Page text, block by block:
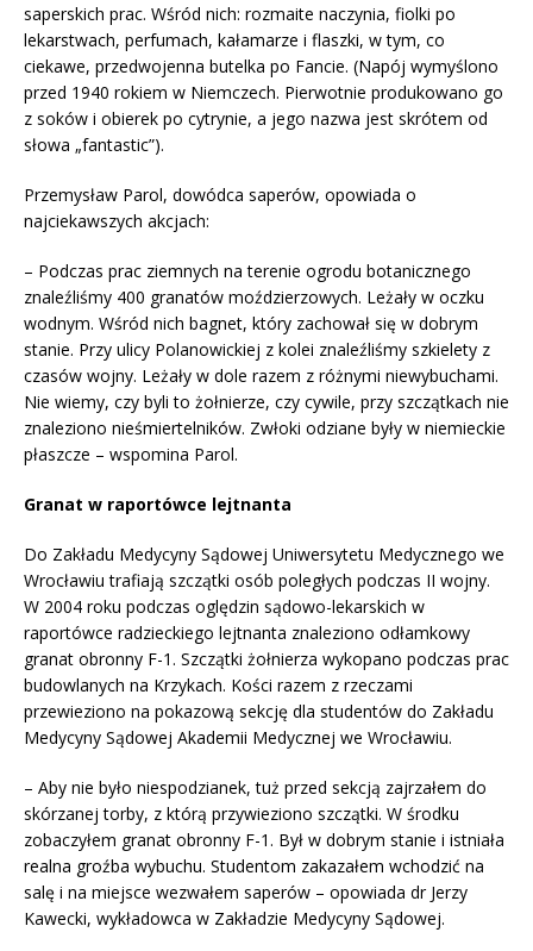
saperskich prac. Wśród nich: rozmaite naczynia, fiolki po
lekarstwach, perfumach, kałamarze i flaszki, w tym, co
ciekawe, przedwojenna butelka po Fancie. (Napój wymyślono
przed 1940 rokiem w Niemczech. Pierwotnie produkowano go
z soków i obierek po cytrynie, a jego nazwa jest skrótem od
słowa „fantastic”).
Przemysław Parol, dowódca saperów, opowiada o
najciekawszych akcjach:
– Podczas prac ziemnych na terenie ogrodu botanicznego
znaleźliśmy 400 granatów moździerzowych. Leżały w oczku
wodnym. Wśród nich bagnet, który zachował się w dobrym
stanie. Przy ulicy Polanowickiej z kolei znaleźliśmy szkielety z
czasów wojny. Leżały w dole razem z różnymi niewybuchami.
Nie wiemy, czy byli to żołnierze, czy cywile, przy szczątkach nie
znaleziono nieśmiertelników. Zwłoki odziane były w niemieckie
płaszcze – wspomina Parol.
Granat w raportówce lejtnanta
Do Zakładu Medycyny Sądowej Uniwersytetu Medycznego we
Wrocławiu trafiają szczątki osób poległych podczas II wojny.
W 2004 roku podczas oględzin sądowo-lekarskich w
raportówce radzieckiego lejtnanta znaleziono odłamkowy
granat obronny F-1. Szczątki żołnierza wykopano podczas prac
budowlanych na Krzykach. Kości razem z rzeczami
przewieziono na pokazową sekcję dla studentów do Zakładu
Medycyny Sądowej Akademii Medycznej we Wrocławiu.
– Aby nie było niespodzianek, tuż przed sekcją zajrzałem do
skórzanej torby, z którą przywieziono szczątki. W środku
zobaczyłem granat obronny F-1. Był w dobrym stanie i istniała
realna groźba wybuchu. Studentom zakazałem wchodzić na
salę i na miejsce wezwałem saperów – opowiada dr Jerzy
Kawecki, wykładowca w Zakładzie Medycyny Sądowej.